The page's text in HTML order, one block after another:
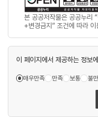
본 공공저작물은 공공누리
+변경금지” 조건에 따라
이 페이지에서 제공하는 정보
매우만족 만족 보통 불